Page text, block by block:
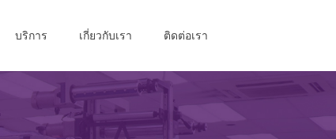
บริการ เกี่ยวกับเรา ติดต่อเรา